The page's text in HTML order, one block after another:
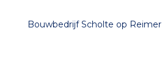
Bouwbedrijf Scholte op Reimer